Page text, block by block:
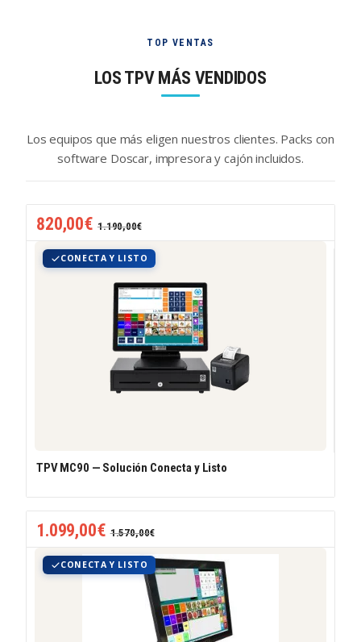
TOP VENTAS
LOS TPV MÁS VENDIDOS
Los equipos que más eligen nuestros clientes. Packs con
software Doscar, impresora y cajón incluidos.
820,00€ 1.190,00€
CONECTA Y LISTO
TPV MC90 — Solución Conecta y Listo
1.099,00€ 1.570,00€
CONECTA Y LISTO